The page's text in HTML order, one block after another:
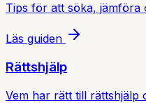
Tips för att söka, jämföra
Läs guiden
Rättshjälp
Vem har rätt till rättshjälp